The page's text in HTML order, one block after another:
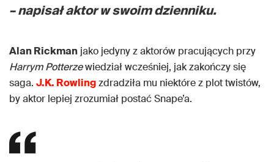
– napisał aktor w swoim dzienniku.
Alan Rickman jako jedyny z aktorów pracujących przy
Harrym Potterzewiedział wcześniej, jak zakończy się
saga. J.K. Rowlingzdradziła mu niektóre z plot twistów,
by aktor lepiej zrozumiał postać Snape’a.